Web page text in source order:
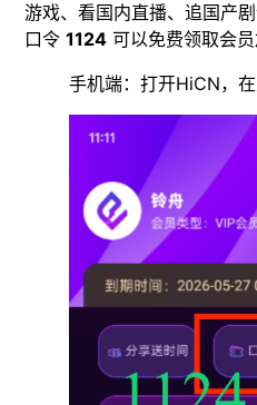
游戏、看国内直播、追国产
口令1124 可以免费领取会
手机端：打开HiCN，